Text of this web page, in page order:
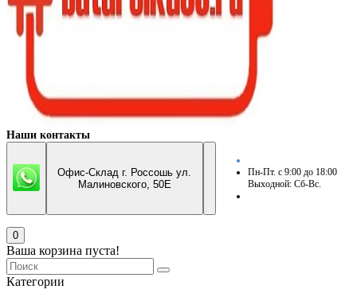
Наши контакты
Офис-Склад г. Россошь ул.
Малиновского, 50Е
Пн-Пт. с 9:00 до 18:00
Выходной: Сб-Вс.
0
Ваша корзина пуста!
Категории